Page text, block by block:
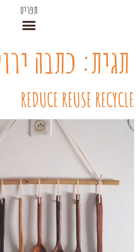
תפריט
תגית: כתבה
REDUCE REUSE RECYCLE